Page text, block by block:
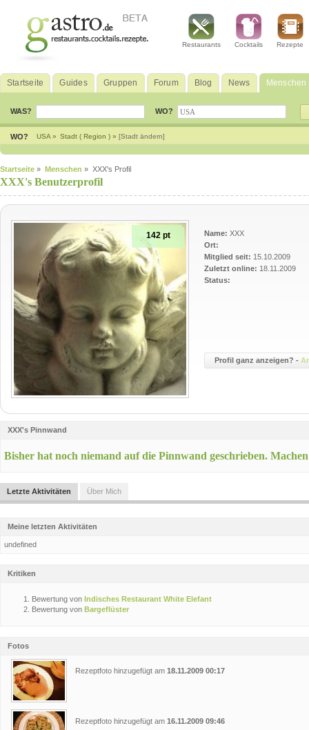
Restaurants Cocktails Rezepte
Startseite Guides Gruppen Forum Blog News Menschen
WAS? WO?
WO? USA » Stadt ( Region ) » [Stadt ändern]
Startseite » Menschen » XXX's Profil
XXX's Benutzerprofil
142 pt Name: XXX
Ort:
Mitglied seit: 15.10.2009
Zuletzt online: 18.11.2009
Status:
Profil ganz anzeigen? -
XXX's Pinnwand
Bisher hat noch niemand auf die Pinnwand geschrieben.
Letzte Aktivitäten Über Mich
Meine letzten Aktivitäten
undefined
Kritiken
Bewertung von Indisches Restaurant White Elefant
Bewertung von Bargeflüster
Fotos
Rezeptfoto hinzugefügt am 18.11.2009 00:17
Rezeptfoto hinzugefügt am 16.11.2009 09:46